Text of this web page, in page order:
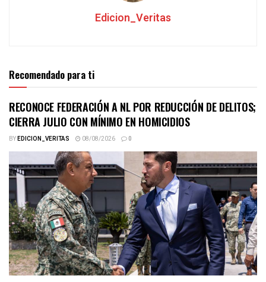
Edicion_Veritas
Recomendado para ti
RECONOCE FEDERACIÓN A NL POR REDUCCIÓN DE DELITOS;
CIERRA JULIO CON MÍNIMO EN HOMICIDIOS
BYEDICION_VERITAS 08/08/2026 0